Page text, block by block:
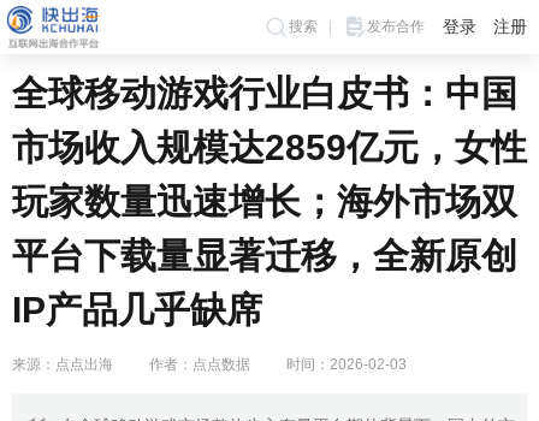
搜索 发布合作 登录 注册
全球移动游戏行业白皮书：中国
市场收入规模达2859亿元，女性
玩家数量迅速增长；海外市场双
平台下载量显著迁移，全新原创
IP产品几乎缺席
来源：点点出海 作者：点点数据 时间：2026-02-03